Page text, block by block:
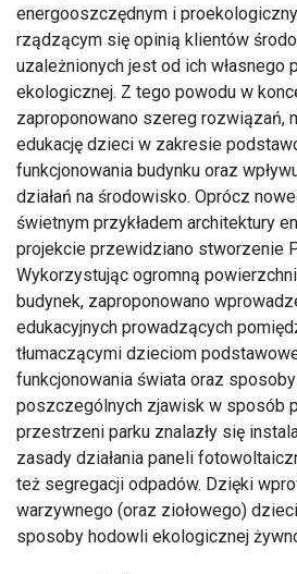
energooszczędnym i
rządzącym się opinią klientów
uzależnionych jest od ich własnego
ekologicznej. Z tego powodu w
zaproponowano szereg rozwiązań,
edukację dzieci w zakresie
funkcjonowania budynku oraz
działań na środowisko. Oprócz
świetnym przykładem architektury
projekcie przewidziano stworzenie
Wykorzystując ogromną
budynek, zaproponowano
edukacyjnych prowadzących
tłumaczącymi dzieciom
funkcjonowania świata oraz
poszczególnych zjawisk w sposób
przestrzeni parku znalazły się
zasady działania paneli
też segregacji odpadów. Dzięki
warzywnego (oraz ziołowego)
sposoby hodowli ekologicznej